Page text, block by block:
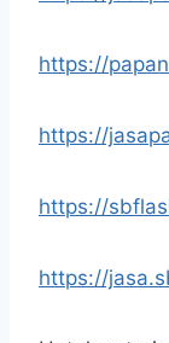
https://
https://
https://
https://